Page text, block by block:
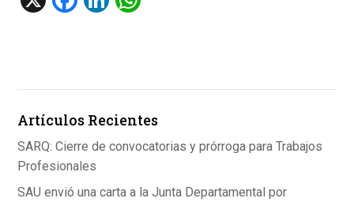
o
k
p
p
Artículos Recientes
SARQ: Cierre de convocatorias y prórroga para Trabajos
Profesionales
SAU envió una carta a la Junta Departamental por